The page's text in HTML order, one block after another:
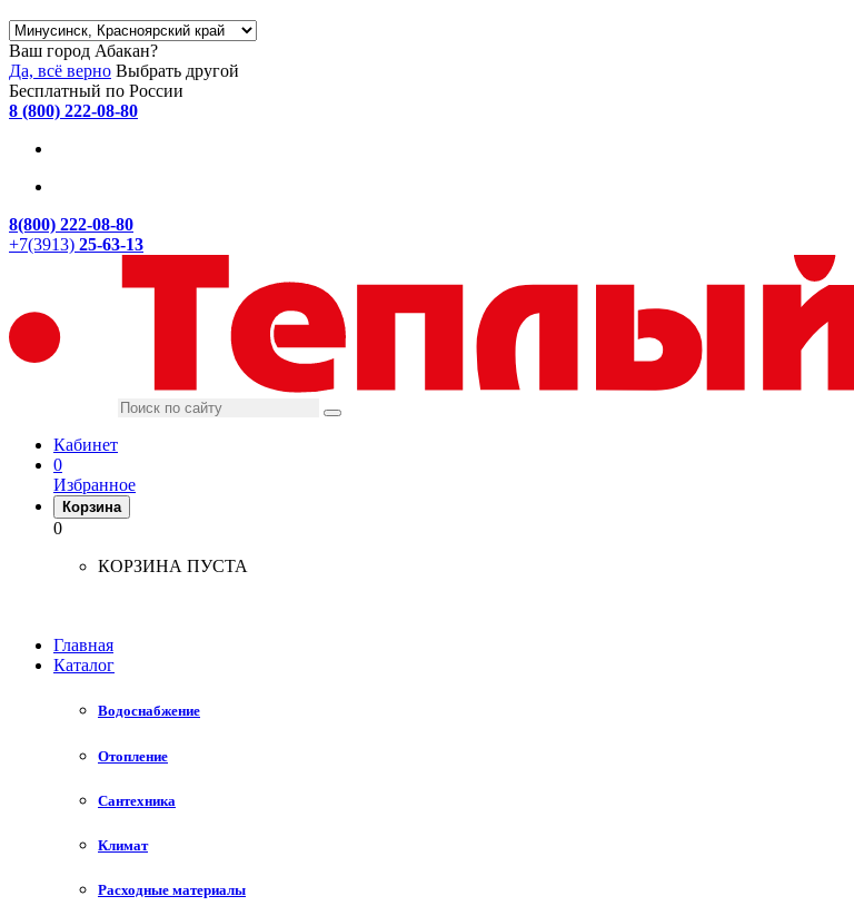
Ваш город Абакан?
Да, всё верно Выбрать другой
Бесплатный по России
8 (800) 222-08-80
8(800) 222-08-80
+7(3913) 25-63-13
Кабинет
0
Избранное
Корзина
0
КОРЗИНА ПУСТА
Главная
Каталог
Водоснабжение
Отопление
Сантехника
Климат
Расходные материалы